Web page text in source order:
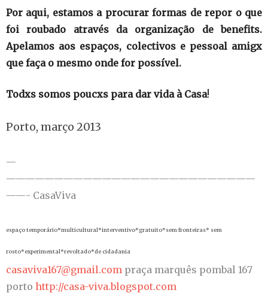
Por aqui, estamos a procurar formas de repor o que
foi roubado através da organização de benefits.
Apelamos aos espaços, colectivos e pessoal amigx
que faça o mesmo onde for possível.
Todxs somos poucxs para dar vida à Casa!
Porto, março 2013
—
——————————————————————————
——- CasaViva
espaço temporário*multicultural*interventivo*gratuito*sem fronteiras* sem
rosto*experimental*revoltado*de cidadania
casaviva167@gmail.com praça marquês pombal 167
porto http://casa-viva.blogspot.com